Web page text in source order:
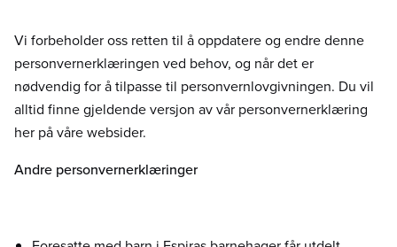
Vi forbeholder oss retten til å oppdatere og endre denne
personvernerklæringen ved behov, og når det er
nødvendig for å tilpasse til personvernlovgivningen. Du vil
alltid finne gjeldende versjon av vår personvernerklæring
her på våre websider.
Andre personvernerklæringer